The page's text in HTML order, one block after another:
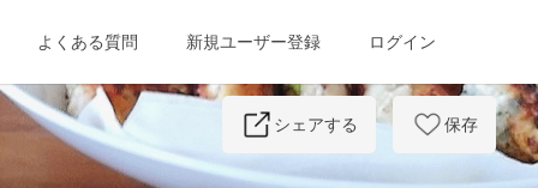
よくある質問 新規ユーザー登録 ログイン
Next
シェアする 保存